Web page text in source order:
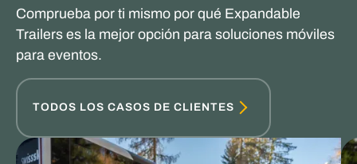
Comprueba por ti mismo por qué Expandable
Trailers es la mejor opción para soluciones móviles
para eventos.
TODOS LOS CASOS DE CLIENTES